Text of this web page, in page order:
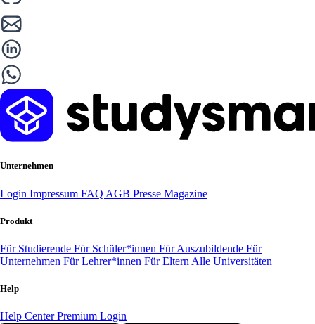
Unternehmen
Login Impressum FAQ AGB Presse Magazine
Produkt
Für Studierende Für Schüler*innen Für Auszubildende Für
Unternehmen Für Lehrer*innen Für Eltern Alle Universitäten
Help
Help CenterPremium Login